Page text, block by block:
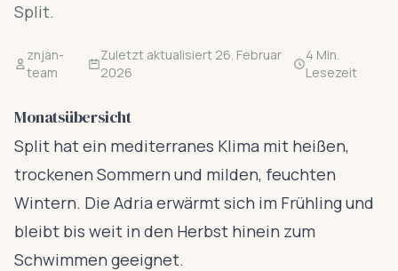
Split.
znjan-
team
Zuletzt aktualisiert 26. Februar
2026
4 Min.
Lesezeit
Monatsübersicht
Split hat ein mediterranes Klima mit heißen,
trockenen Sommern und milden, feuchten
Wintern. Die Adria erwärmt sich im Frühling und
bleibt bis weit in den Herbst hinein zum
Schwimmen geeignet.